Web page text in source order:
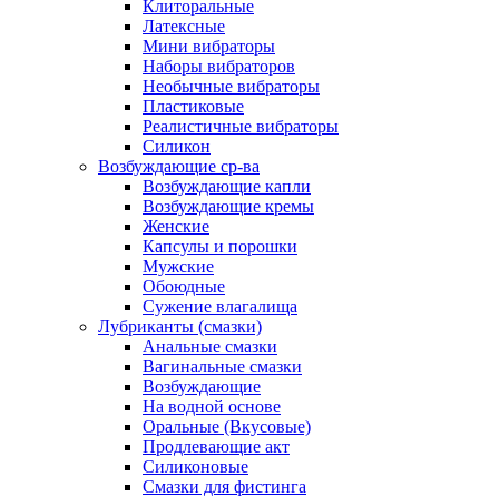
Клиторальные
Латексные
Мини вибраторы
Наборы вибраторов
Необычные вибраторы
Пластиковые
Реалистичные вибраторы
Силикон
Возбуждающие ср-ва
Возбуждающие капли
Возбуждающие кремы
Женские
Капсулы и порошки
Мужские
Обоюдные
Сужение влагалища
Лубриканты (смазки)
Анальные смазки
Вагинальные смазки
Возбуждающие
На водной основе
Оральные (Вкусовые)
Продлевающие акт
Силиконовые
Смазки для фистинга